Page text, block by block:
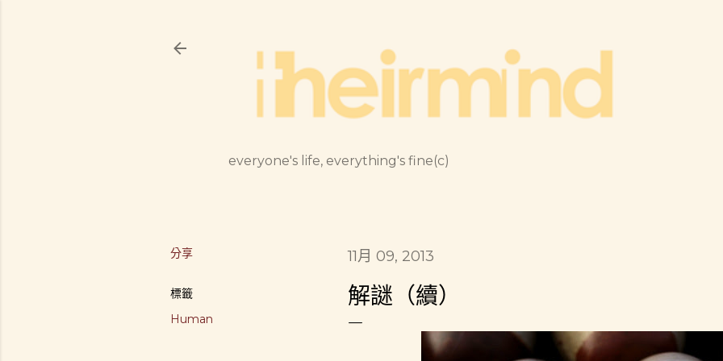
everyone's life, everything's fine(c)
分享
標籤
Human
11月 09, 2013
解謎（續）